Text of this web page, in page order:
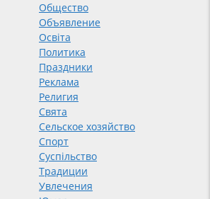
Общество
Объявление
Освіта
Политика
Праздники
Реклама
Религия
Свята
Сельское хозяйство
Спорт
Суспільство
Традиции
Увлечения